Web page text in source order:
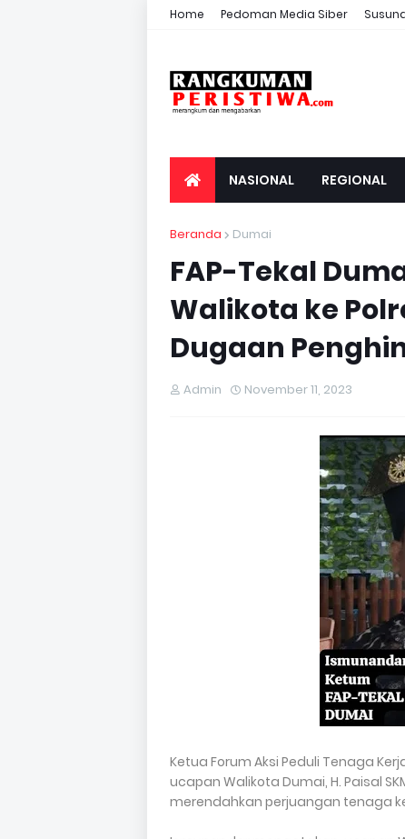
Home Pedoman Media Siber
NASIONAL REGIONAL
Beranda Dumai
FAP-Tekal
Walikota ke
Dugaan
Admin November 11, 2023
Ketua Forum Aksi Peduli Tenaga
ucapan Walikota Dumai, H. Paisal
merendahkan perjuangan tenaga